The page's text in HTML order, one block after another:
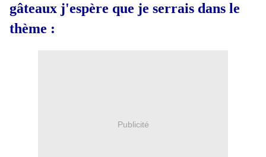
gâteaux j'espère que je serrais dans le
thème :
Publicité